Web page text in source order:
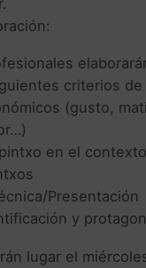
criterios de
(gusto,
en el
Presentación
y
lugar el